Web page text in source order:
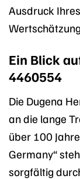
Ausdruck
Ein Blick
4460554
Die Dugena
an die lange
über 100
Germany“
sorgfältig